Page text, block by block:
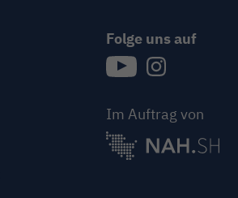
Folge uns auf
Im Auftrag von